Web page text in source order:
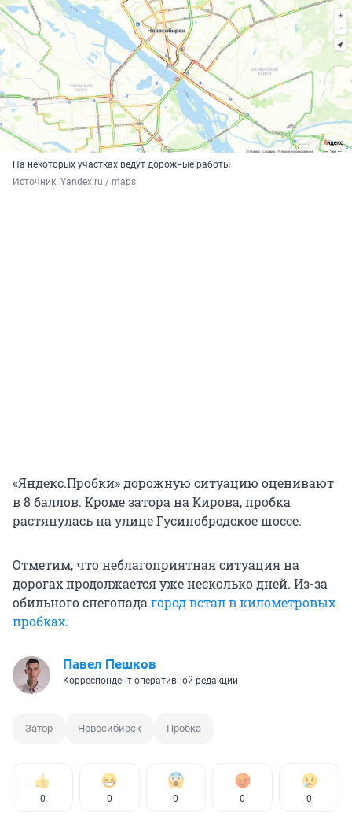
На некоторых участках ведут дорожные работы
Источник: Yandex.ru / maps
«Яндекс.Пробки» дорожную ситуацию оценивают
в 8 баллов. Кроме затора на Кирова, пробка
растянулась на улице Гусинобродское шоссе.
Отметим, что неблагоприятная ситуация на
дорогах продолжается уже несколько дней. Из-за
обильного снегопадагород встал в километровых
пробках.
Павел Пешков
Корреспондент оперативной редакции
Затор Новосибирск Пробка
0 0 0 0 0